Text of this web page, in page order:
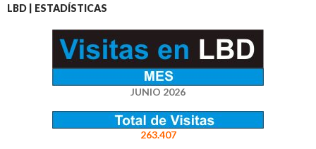
LBD | ESTADÍSTICAS
JUNIO 2026
263.407